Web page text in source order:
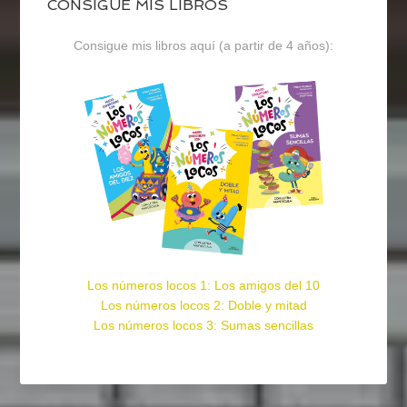
CONSIGUE MIS LIBROS
Consigue mis libros aquí (a partir de 4 años):
Los números locos 1: Los amigos del 10
Los números locos 2: Doble y mitad
Los números locos 3: Sumas sencillas